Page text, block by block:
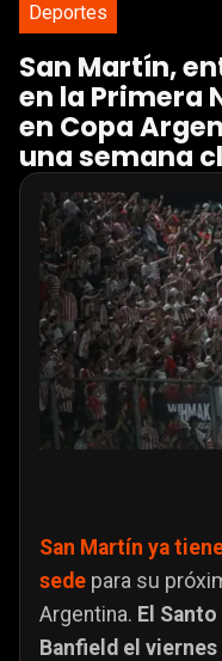
Deportes
San Martín,
en la Primera
en Copa
una semana
San Martín ya
sede para su
Argentina. El
Banfield el viernes